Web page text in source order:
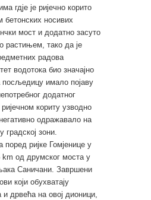
гдје је ријечно корито
носивих
мост и додатно засуто
растињем, тако да је
радова
водотока био значајно
имало појаву
додатног
кориту узводно
одражавало на
градској зони.
поред ријке Гомјенице у
од друмског моста у
Саничани. Завршени
који обухватају
дрвећа на овој дионици,